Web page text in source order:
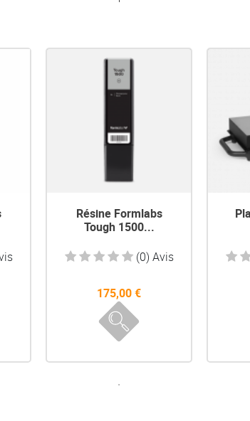
 Aperçu rapide
Résine Formlabs
Tough 1500...
(0) Avis
Prix
175,00 €
